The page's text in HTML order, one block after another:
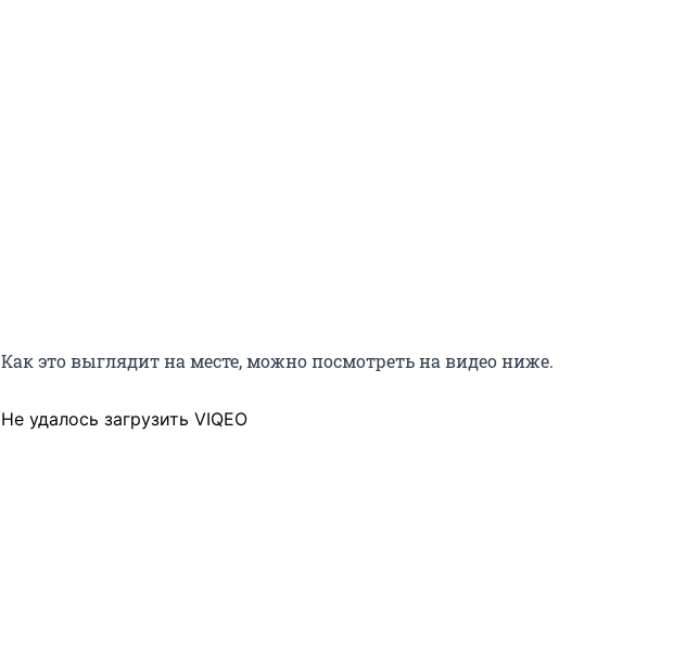
Как это выглядит на месте, можно посмотреть на видео ниже.
Не удалось загрузить VIQEO